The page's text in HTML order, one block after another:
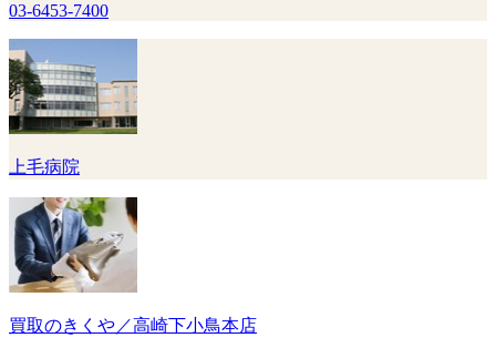
03-6453-7400
上毛病院
買取のきくや／高崎下小鳥本店